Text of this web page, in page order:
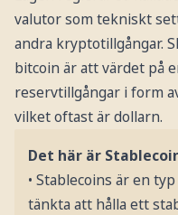
valutor som tekniskt
andra kryptotillgångar.
bitcoin är att värdet på
reservtillgångar i form
vilket oftast är dollarn.
Det här är
• Stablecoins är en
tänkta att hålla ett